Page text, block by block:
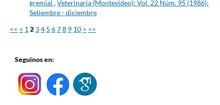
gremial ,Veterinaria (Montevideo): Vol. 22 Núm. 95 (1986):
Setiembre - diciembre
<< < 1 2 34 5 678 9 10 > >>
Seguinos en: